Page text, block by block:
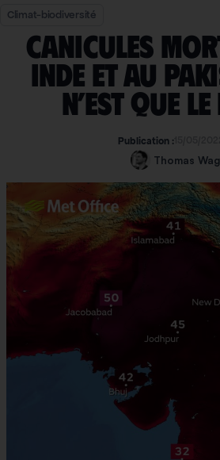
Climat-biodiversité
Canicules
Inde et au
n’est que
Publication :
Thomas